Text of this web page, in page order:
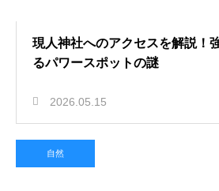
現人神社へのアクセスを解説！
るパワースポットの謎
2026.05.15
自然